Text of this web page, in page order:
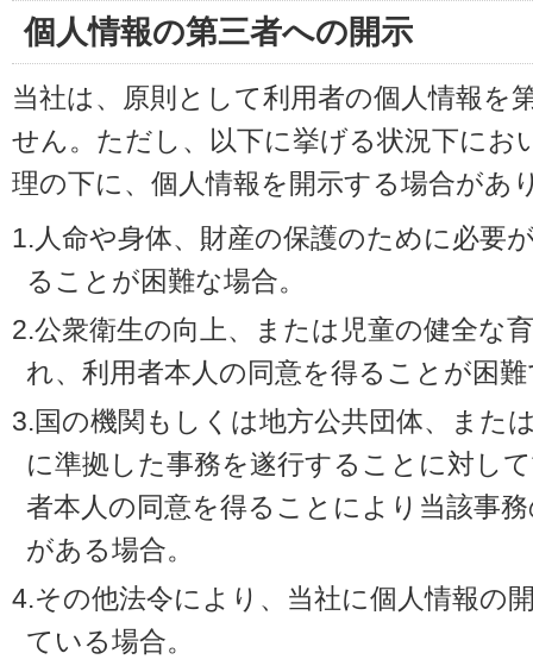
個人情報の第三者への開示
当社は、原則として利用者の個人情報を
せん。ただし、以下に挙げる状況下にお
理の下に、個人情報を開示する場合があ
1.人命や身体、財産の保護のために必要
ることが困難な場合。
2.公衆衛生の向上、または児童の健全な
れ、利用者本人の同意を得ることが困
3.国の機関もしくは地方公共団体、また
に準拠した事務を遂行することに対し
者本人の同意を得ることにより当該事
がある場合。
4.その他法令により、当社に個人情報の
ている場合。